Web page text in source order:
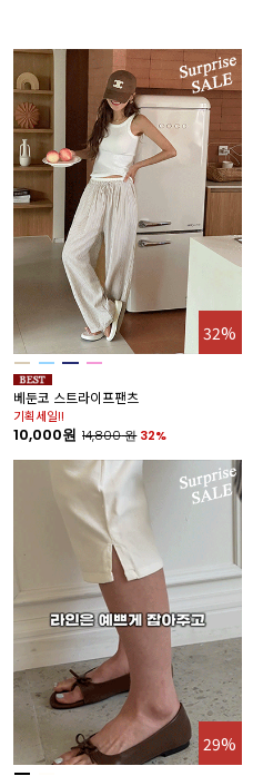
32%
베둔코 스트라이프팬츠
기획세일!!
10,000원 14,800원 32%
29%